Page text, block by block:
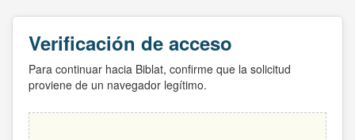
Verificación de acceso
Para continuar hacia Biblat, confirme que la solicitud
proviene de un navegador legítimo.